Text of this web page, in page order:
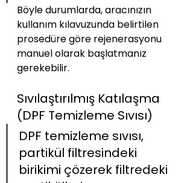
Böyle durumlarda, aracınızın
kullanım kılavuzunda belirtilen
prosedüre göre rejenerasyonu
manuel olarak başlatmanız
gerekebilir.
Sıvılaştırılmış Katılaşma
(DPF Temizleme Sıvısı)
DPF temizleme sıvısı,
partikül filtresindeki
birikimi çözerek filtredeki